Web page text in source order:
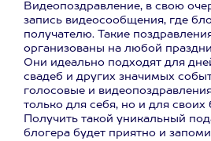
Видеопоздравление, в свою
запись видеосообщения, где
получателю. Такие
организованы на любой
Они идеально подходят для
свадеб и других значимых
голосовые и
только для себя, но и для своих
Получить такой уникальный
блогера будет приятно и